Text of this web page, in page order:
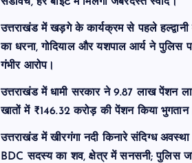
उत्तराखंड में खड़गे के कार्यक्रम से पहले
का धरना, गोदियाल और यशपाल आर्य ने पुलिस
गंभीर आरोप।
उत्तराखंड में धामी सरकार ने 9.87 लाख पेंशन
खातों में ₹146.32 करोड़ की पेंशन किया भुगतान।
उत्तराखंड में खीरगंगा नदी किनारे संदिग्ध अवस्था
BDC सदस्य का शव, क्षेत्र में सनसनी; पुलिस